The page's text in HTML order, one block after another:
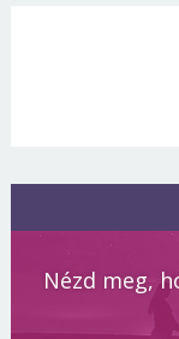
Nézd meg,